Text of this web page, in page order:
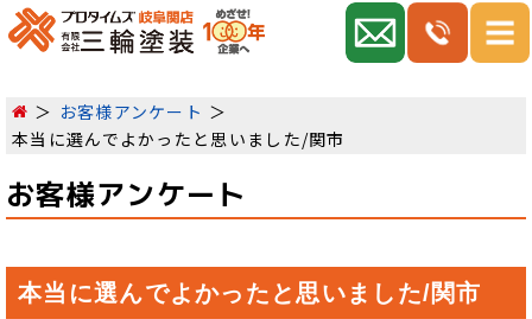
お客様アンケート
本当に選んでよかったと思いました/関市
お客様アンケート
本当に選んでよかったと思いました/関市